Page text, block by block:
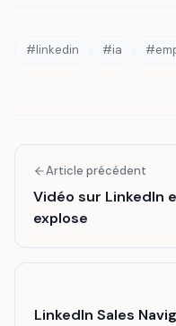
#linkedin #ia #
Article précédent
Vidéo sur LinkedIn
explose
LinkedIn Sales